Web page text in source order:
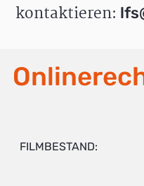
kontaktieren:
FILMBESTAND: